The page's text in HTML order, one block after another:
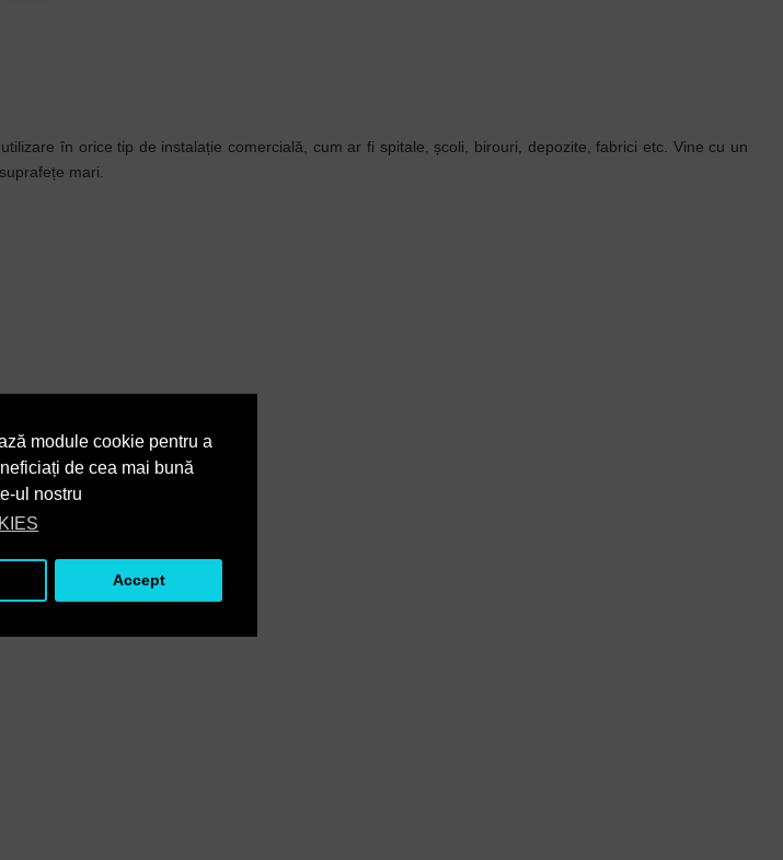
module cookie pentru a
de cea mai bună
ul nostru
Accept
în orice tip de instalație comercială, cum ar fi spitale, școli, birouri, depozite, fabrici etc. Vine cu un
mari.